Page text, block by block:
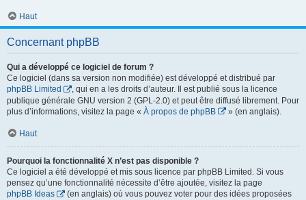
Haut
Concernant phpBB
Qui a développé ce logiciel de forum ?
Ce logiciel (dans sa version non modifiée) est développé et distribué par
phpBB Limited
, qui en a les droits d’auteur. Il est publié sous la licence
publique générale GNU version 2 (GPL-2.0) et peut être diffusé librement. Pour
plus d’informations, visitez la page « À propos de phpBB » (en anglais).
Haut
Pourquoi la fonctionnalité X n’est pas disponible ?
Ce logiciel a été développé et mis sous licence par phpBB Limited. Si vous
pensez qu’une fonctionnalité nécessite d’être ajoutée, visitez la page
phpBB Ideas
(en anglais) où vous pouvez voter pour des idées proposées